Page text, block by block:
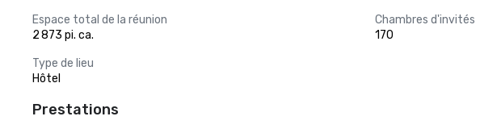
Espace total de la réunion
2 873 pi. ca.
Chambres d'invités
170
Type de lieu
Hôtel
Prestations